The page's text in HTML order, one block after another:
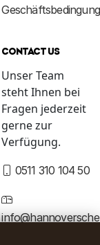
CONTACT US
Unser Team
steht Ihnen bei
Fragen jederzeit
gerne zur
Verfügung.
0511 310 104 50